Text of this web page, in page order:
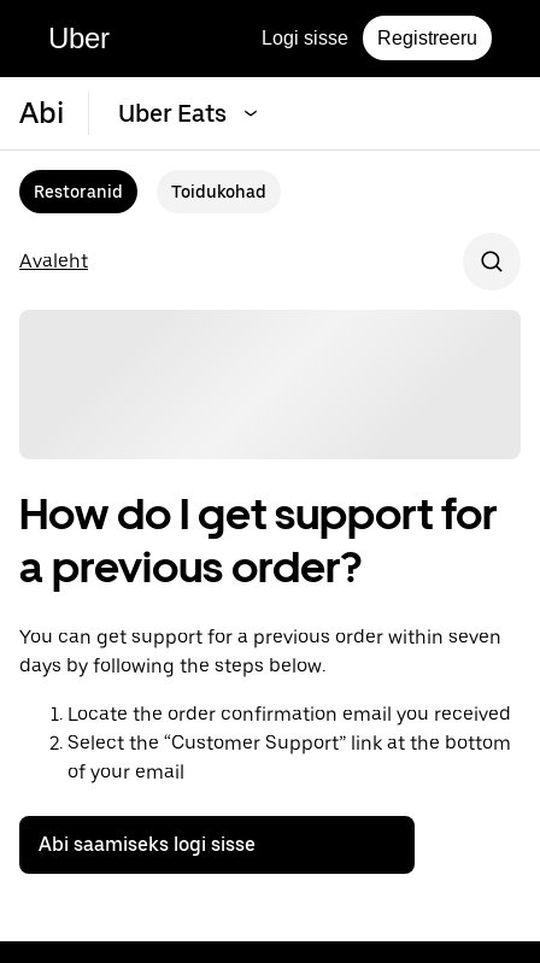
Uber Logi sisse Registreeru
Abi Uber Eats
Restoranid Toidukohad
Avaleht
How do I get support for
a previous order?
You can get support for a previous order within seven
days by following the steps below.
Locate the order confirmation email you received
Select the “Customer Support” link at the bottom
of your email
Abi saamiseks logi sisse